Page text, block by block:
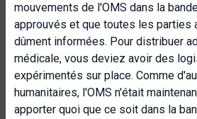
mouvements de l'OMS dans la
approuvés et que toutes les parties
dûment informées. Pour distribuer
médicale, vous deviez avoir des
expérimentés sur place. Comme
humanitaires, l'OMS n'était
apporter quoi que ce soit dans la